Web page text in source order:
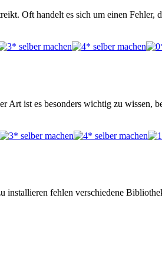
Oft handelt es sich um einen Fehler,
Art ist es besonders wichtig zu wissen,
fehlen verschiedene